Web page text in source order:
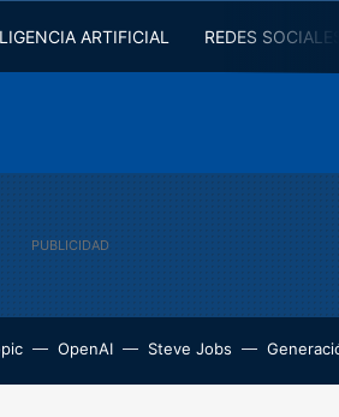
ARTIFICIAL REDES
OpenAI Steve Jobs